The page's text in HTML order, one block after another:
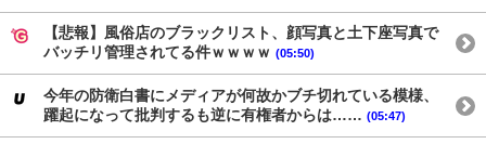
【悲報】風俗店のブラックリスト、顔写真と土下座写真で
バッチリ管理されてる件ｗｗｗｗ (05:50)
今年の防衛白書にメディアが何故かブチ切れている模様、
躍起になって批判するも逆に有権者からは…… (05:47)